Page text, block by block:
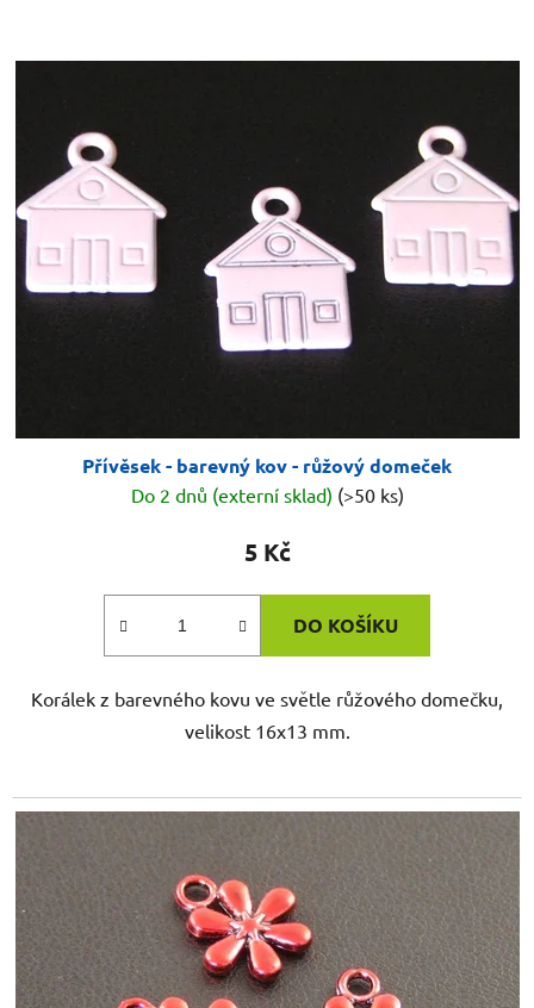
Přívěsek - barevný kov - růžový domeček
Do 2 dnů (externí sklad) (>50 ks)
5 Kč
DO KOŠÍKU
Korálek z barevného kovu ve světle růžového domečku,
velikost 16x13 mm.